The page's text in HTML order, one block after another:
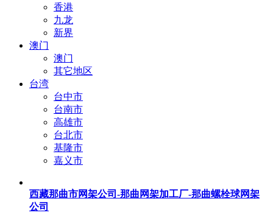
香港
九龙
新界
澳门
澳门
其它地区
台湾
台中市
台南市
高雄市
台北市
基隆市
嘉义市
西藏那曲市网架公司-那曲网架加工厂-那曲螺栓球网架
公司